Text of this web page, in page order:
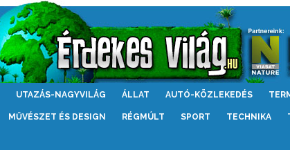
UTAZÁS-NAGYVILÁG ÁLLAT AUTÓ-KÖZLEKEDÉS
MŰVÉSZET ÉS DESIGN RÉGMÚLT SPORT TECHNIKA